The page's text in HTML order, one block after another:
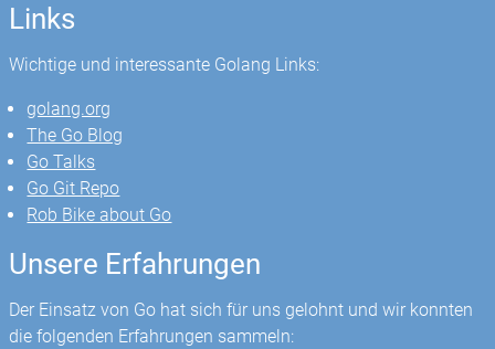
Links
Wichtige und interessante Golang Links:
golang.org
The Go Blog
Go Talks
Go Git Repo
Rob Bike about Go
Unsere Erfahrungen
Der Einsatz von Go hat sich für uns gelohnt und wir konnten
die folgenden Erfahrungen sammeln: